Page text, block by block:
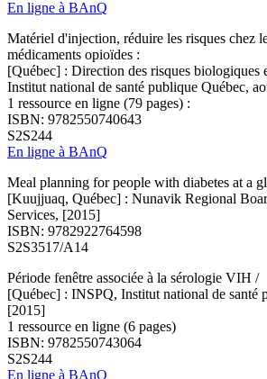
En ligne à BAnQ
Matériel d'injection, réduire les risques chez
médicaments opioïdes :
[Québec] : Direction des risques biologiques
Institut national de santé publique Québec,
1 ressource en ligne (79 pages) :
ISBN: 9782550740643
S2S244
En ligne à BAnQ
Meal planning for people with diabetes at a
[Kuujjuaq, Québec] : Nunavik Regional
Services, [2015]
ISBN: 9782922764598
S2S3517/A14
Période fenêtre associée à la sérologie VIH /
[Québec] : INSPQ, Institut national de santé
[2015]
1 ressource en ligne (6 pages)
ISBN: 9782550743064
S2S244
En ligne à BAnQ